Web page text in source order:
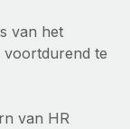
van het
voortdurend te
van HR